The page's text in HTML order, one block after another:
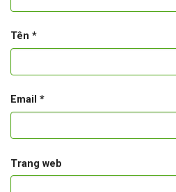
Tên *
Email *
Trang web